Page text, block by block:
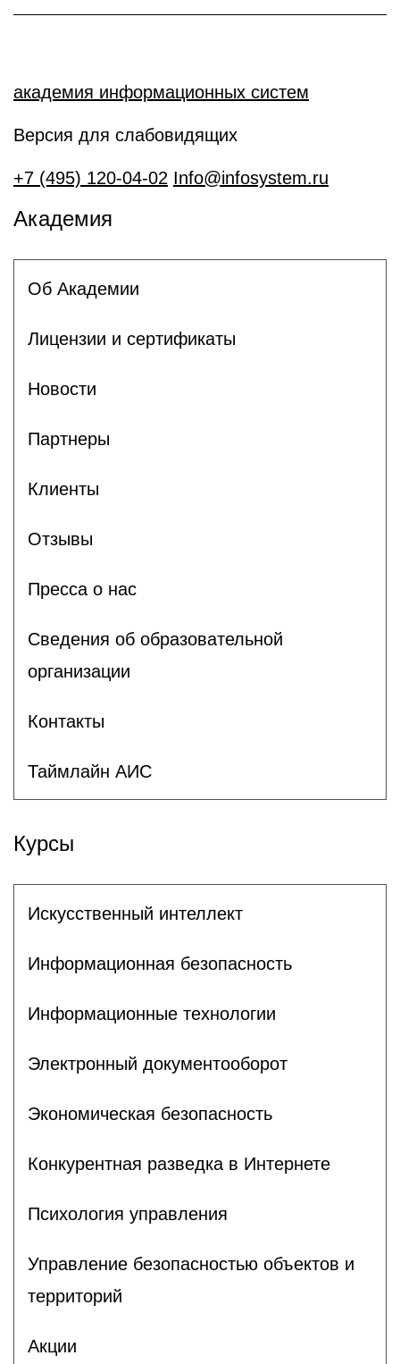
академия информационных систем
Версия для слабовидящих
+7 (495) 120-04-02 Info@infosystem.ru
Академия
Об Академии
Лицензии и сертификаты
Новости
Партнеры
Клиенты
Отзывы
Пресса о нас
Сведения об образовательной
организации
Контакты
Таймлайн АИС
Курсы
Искусственный интеллект
Информационная безопасность
Информационные технологии
Электронный документооборот
Экономическая безопасность
Конкурентная разведка в Интернете
Психология управления
Управление безопасностью объектов и
территорий
Акции